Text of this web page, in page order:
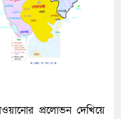
প্রলোভন দেখিয়ে